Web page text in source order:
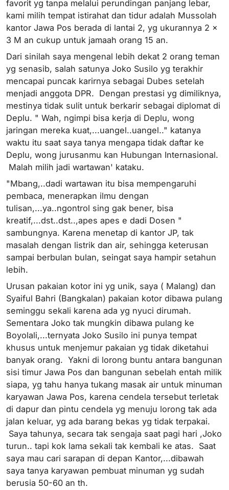
favorit yg tanpa melalui perundingan panjang lebar,
kami milih tempat istirahat dan tidur adalah Mussolah
kantor Jawa Pos berada di lantai 2, yg ukurannya 2 x
3 M an cukup untuk jamaah orang 15 an.
Dari sinilah saya mengenal lebih dekat 2 orang teman
yg senasib, salah satunya Joko Susilo yg terakhir
mencapai puncak karirnya sebagai Dubes setelah
menjadi anggota DPR. Dengan prestasi yg dimiliknya,
mestinya tidak sulit untuk berkarir sebagai diplomat di
Deplu. " Wah, ngimpi bisa kerja di Deplu, wong
jaringan mereka kuat,...uangel..uangel.." katanya
waktu itu saat saya tanya mengapa tidak daftar ke
Deplu, wong jurusanmu kan Hubungan Internasional.
Malah milih jadi wartawan' kataku.
"Mbang,..dadi wartawan itu bisa mempengaruhi
pembaca, menerapkan ilmu dengan
tulisan,...ya..ngontrol sing gak bener, bisa
kreatif,...dst..dst..,apes apes e dadi Dosen "
sambungnya. Karena menetap di kantor JP, tak
masalah dengan listrik dan air, sehingga keterusan
sampai berbulan bulan, seingat saya hampir setahun
lebih.
Urusan pakaian kotor ini yg unik, saya ( Malang) dan
Syaiful Bahri (Bangkalan) pakaian kotor dibawa pulang
seminggu sekali karena ada yg nyuci dirumah.
Sementara Joko tak mungkin dibawa pulang ke
Boyolali,...ternyata Joko Susilo ini punya tempat
khusus untuk menjemur pakaian yg tidak diketahui
banyak orang. Yakni di lorong buntu antara bangunan
sisi timur Jawa Pos dan bangunan sebelah entah milik
siapa, yg tahu hanya tukang masak air untuk minuman
karyawan Jawa Pos, karena cendela tersebut terletak
di dapur dan pintu cendela yg menuju lorong tak ada
jalan keluar, yg ada barang bekas yg tidak terpakai.
Saya tahunya, secara tak sengaja saat pagi hari ,Joko
turun.. tapi kok lama sekali tak kembali ke atas. Saat
saya mau cari sarapan di depan Kantor,...dibawah
saya tanya karyawan pembuat minuman yg sudah
berusia 50-60 an th.